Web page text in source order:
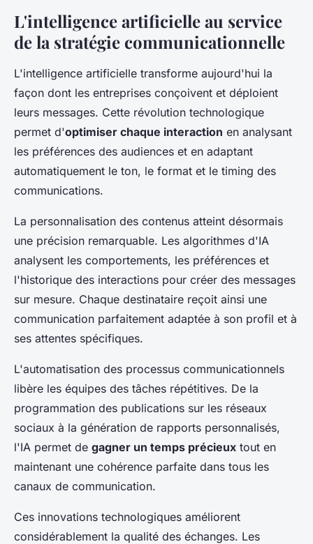
L'intelligence artificielle au service
de la stratégie communicationnelle
L'intelligence artificielle transforme aujourd'hui la
façon dont les entreprises conçoivent et déploient
leurs messages. Cette révolution technologique
permet d'optimiser chaque interaction en analysant
les préférences des audiences et en adaptant
automatiquement le ton, le format et le timing des
communications.
La personnalisation des contenus atteint désormais
une précision remarquable. Les algorithmes d'IA
analysent les comportements, les préférences et
l'historique des interactions pour créer des messages
sur mesure. Chaque destinataire reçoit ainsi une
communication parfaitement adaptée à son profil et à
ses attentes spécifiques.
L'automatisation des processus communicationnels
libère les équipes des tâches répétitives. De la
programmation des publications sur les réseaux
sociaux à la génération de rapports personnalisés,
l'IA permet de gagner un temps précieux tout en
maintenant une cohérence parfaite dans tous les
canaux de communication.
Ces innovations technologiques améliorent
considérablement la qualité des échanges. Les